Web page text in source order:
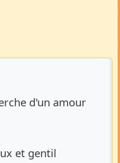
d'un amour
et gentil